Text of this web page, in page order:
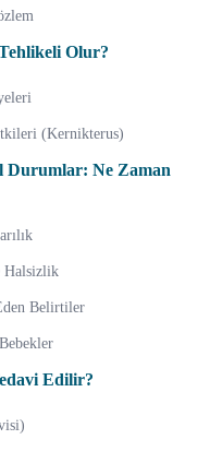
Tehlikeli Olur?
(Kernikterus)
Durumlar: Ne Zaman
Halsizlik
Belirtiler
Edilir?